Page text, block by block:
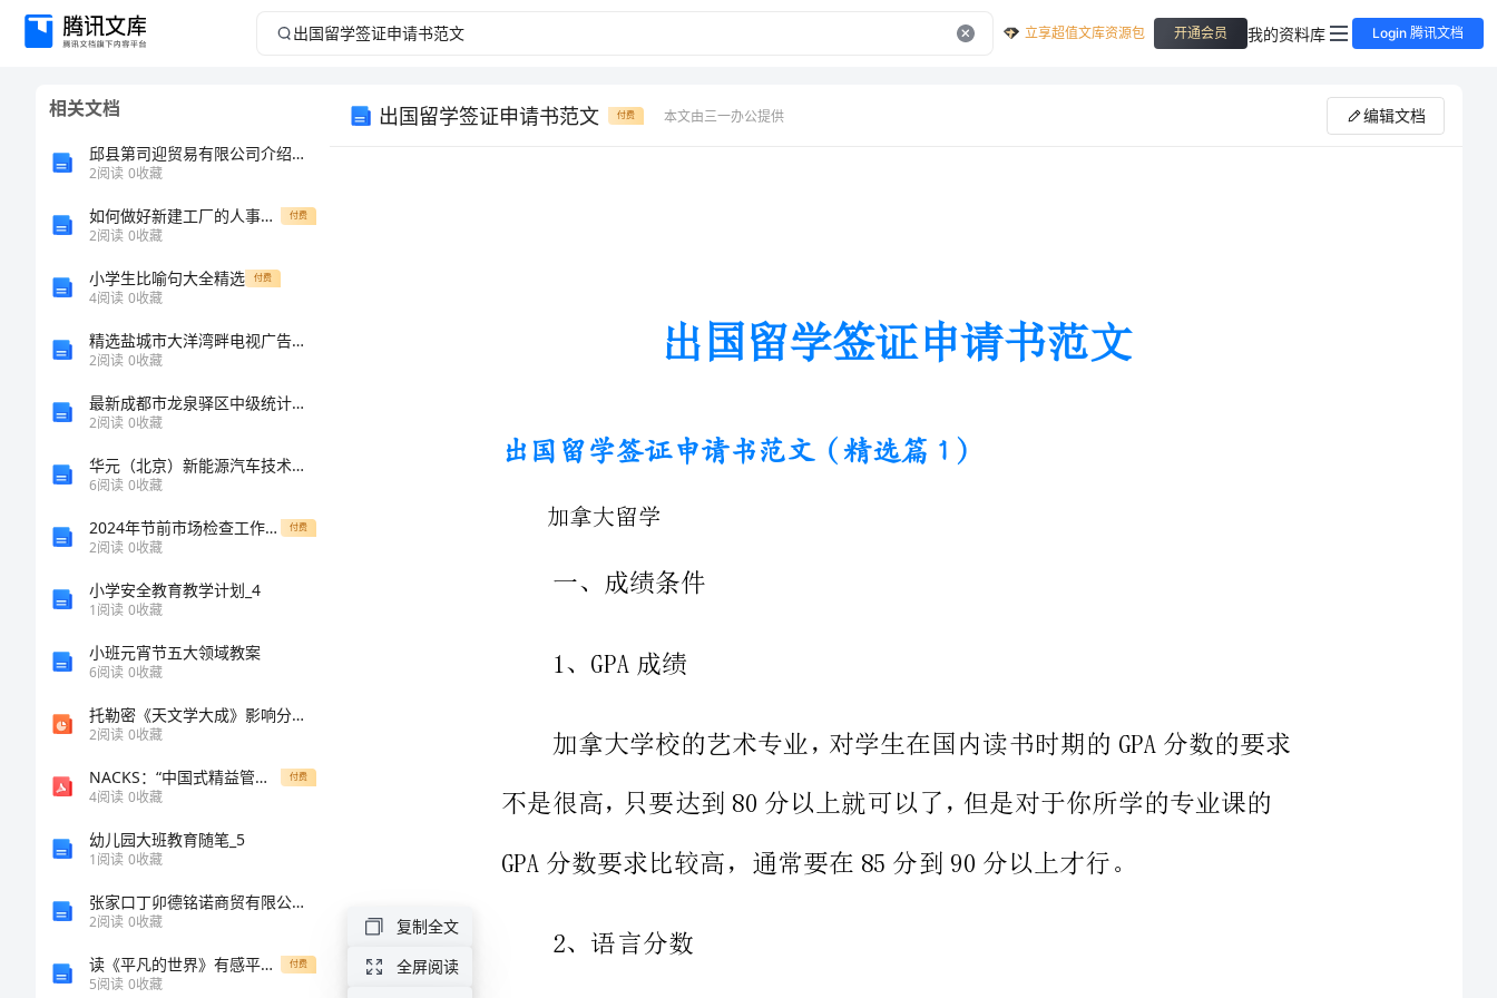
出
立享超值文库资源包 开通会员 我的资料库 Login 腾讯文档
相关文档
邱县第司迎贸易有限公司介绍企业发展分析报告
2阅读 0收藏
如何做好新建工厂的人事行政管理 付费
2阅读 0收藏
小学生比喻句大全精选 付费
4阅读 0收藏
精选盐城市大洋湾畔电视广告投放计划书doc181
2阅读 0收藏
最新成都市龙泉驿区中级统计师《统计基础知识理论及相关知识》高分通关卷及答案
2阅读 0收藏
华元（北京）新能源汽车技术中心（有限合伙）介绍企业发展分析报告
6阅读 0收藏
2024年节前市场检查工作小结 付费
2阅读 0收藏
小学安全教育教学计划_4
1阅读 0收藏
小班元宵节五大领域教案
6阅读 0收藏
托勒密《天文学大成》影响分析与当代启示
2阅读 0收藏
NACKS：“中国式精益管理”之路——南通中远川崎船舶工程有限公司发展纪实.pdf 付费
4阅读 0收藏
幼儿园大班教育随笔_5
1阅读 0收藏
张家口丁卯德铭诺商贸有限公司介绍企业发展分析报告
2阅读 0收藏
读《平凡的世界》有感平凡中的不平凡 付费
5阅读 0收藏
出国留学签证申请书范文 付费 本文由三一办公提供 编辑文档
分或者TOEFL达到80分就可以。
出国留学签证申请书范文（精选篇1）
一、成绩条件
加拿大的艺术专业的语言分数没有商科专业的分数这么高，通常需
复制全文
全屏阅读